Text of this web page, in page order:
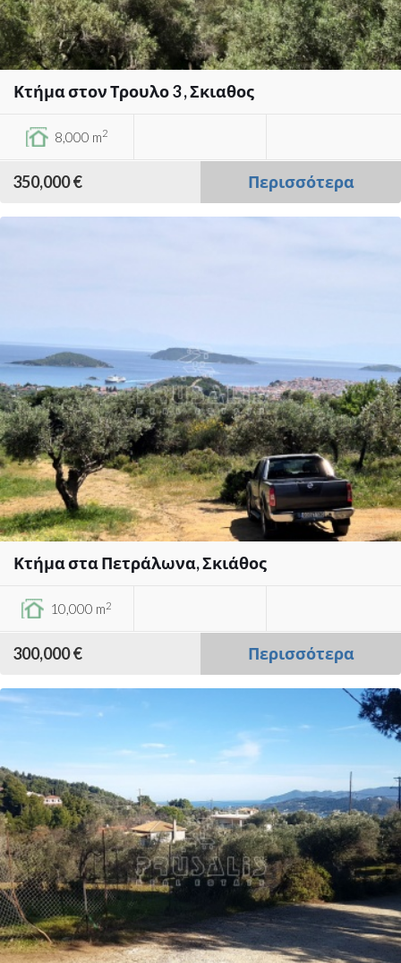
Κτήμα στον Τρουλο 3 , Σκιαθος
8,000 m2
350,000 € Περισσότερα
Κτήμα στα Πετράλωνα, Σκιάθος
10,000 m2
300,000 € Περισσότερα